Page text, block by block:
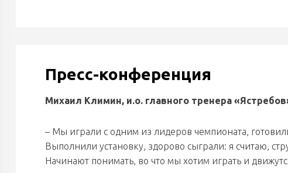
Пресс-конференция
Михаил Климин, и.о. главного тренера
– Мы играли с одним из лидеров чемпионата,
Выполнили установку, здорово сыграли: я считаю,
Начинают понимать, во что мы хотим играть и